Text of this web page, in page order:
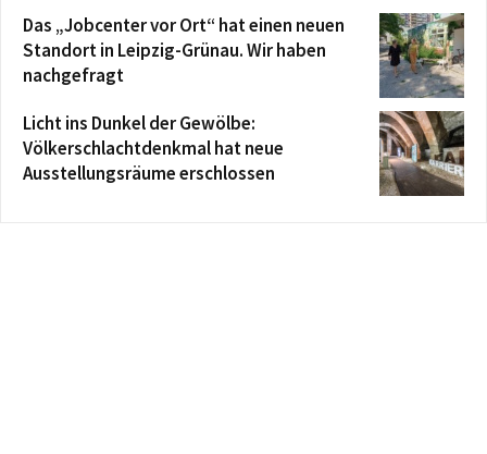
Das „Jobcenter vor Ort“ hat einen neuen
Standort in Leipzig-Grünau. Wir haben
nachgefragt
Licht ins Dunkel der Gewölbe:
Völkerschlachtdenkmal hat neue
Ausstellungsräume erschlossen